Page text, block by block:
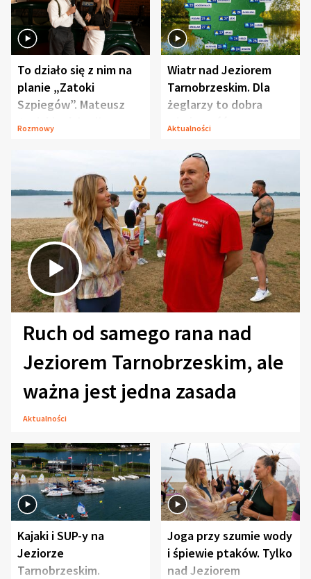
To działo się z nim na
planie „Zatoki
Szpiegów”. Mateusz
Janicki odsłonił
Rozmowy
Wiatr nad Jeziorem
Tarnobrzeskim. Dla
żeglarzy to dobra
wiadomość
Aktualności
Ruch od samego rana nad
Jeziorem Tarnobrzeskim, ale
ważna jest jedna zasada
Aktualności
Kajaki i SUP-y na
Jeziorze
Tarnobrzeskim.
Joga przy szumie wody
i śpiewie ptaków. Tylko
nad Jeziorem